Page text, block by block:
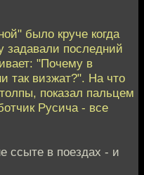
было круче когда
задавали последний
"Почему в
так визжат?". На что
показал пальцем
Русича - все
ссыте в поездах - и